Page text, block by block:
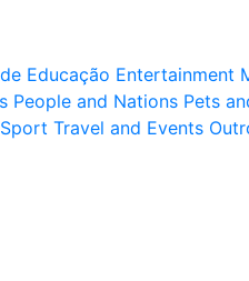
Educação Entertainment
People and Nations Pets
Sport Travel and Events